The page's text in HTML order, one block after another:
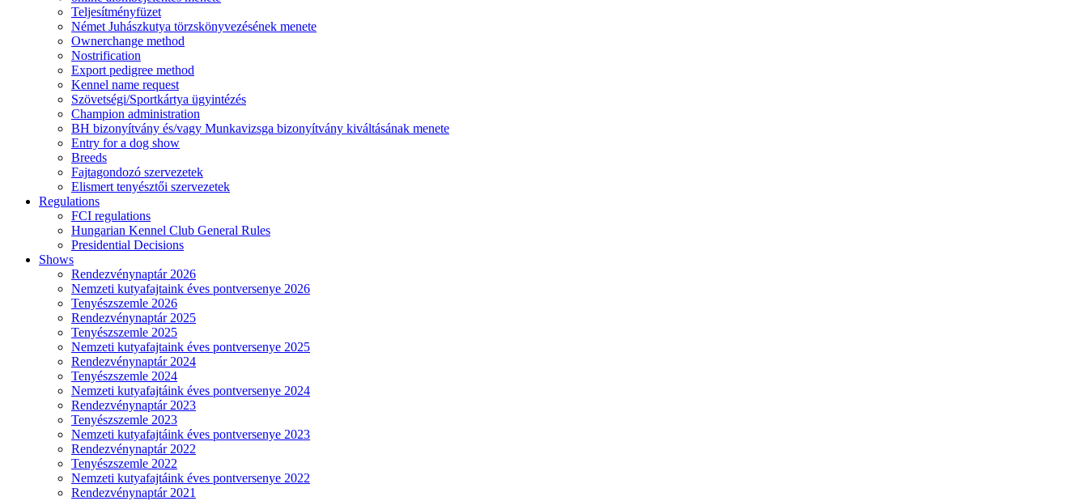
Teljesítményfüzet
Német Juhászkutya törzskönyvezésének menete
Ownerchange method
Nostrification
Export pedigree method
Kennel name request
Szövetségi/Sportkártya ügyintézés
Champion administration
BH bizonyítvány és/vagy Munkavizsga bizonyítvány kiváltásának menete
Entry for a dog show
Breeds
Fajtagondozó szervezetek
Elismert tenyésztői szervezetek
Regulations
FCI regulations
Hungarian Kennel Club General Rules
Presidential Decisions
Shows
Rendezvénynaptár 2026
Nemzeti kutyafajtaink éves pontversenye 2026
Tenyészszemle 2026
Rendezvénynaptár 2025
Tenyészszemle 2025
Nemzeti kutyafajtaink éves pontversenye 2025
Rendezvénynaptár 2024
Tenyészszemle 2024
Nemzeti kutyafajtáink éves pontversenye 2024
Rendezvénynaptár 2023
Tenyészszemle 2023
Nemzeti kutyafajtáink éves pontversenye 2023
Rendezvénynaptár 2022
Tenyészszemle 2022
Nemzeti kutyafajtáink éves pontversenye 2022
Rendezvénynaptár 2021